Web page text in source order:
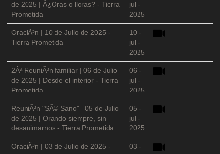
de 2025 | Â¿Oras o lloras? - Tierra
Prometida
jul -
2025
OraciÃ³n | 10 de Julio de 2025 -
Tierra Prometida
10 -
jul -
2025
2Âª ReuniÃ³n familiar | 06 de Julio
de 2025 | Desde el interior - Tierra
Prometida
06 -
jul -
2025
ReuniÃ³n "SÃ© Sano" | 05 de Julio
de 2025 | Orando siempre, sin
desanimarnos - Tierra Prometida
05 -
jul -
2025
OraciÃ³n | 03 de Julio de 2025 -
03 -